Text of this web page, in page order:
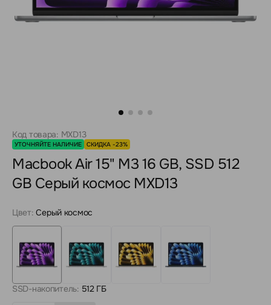
Код товара: MXD13
УТОЧНЯЙТЕ НАЛИЧИЕ СКИДКА -23%
Macbook Air 15" M3 16 GB, SSD 512
GB Серый космос MXD13
Цвет: Серый космос
SSD-накопитель: 512 ГБ